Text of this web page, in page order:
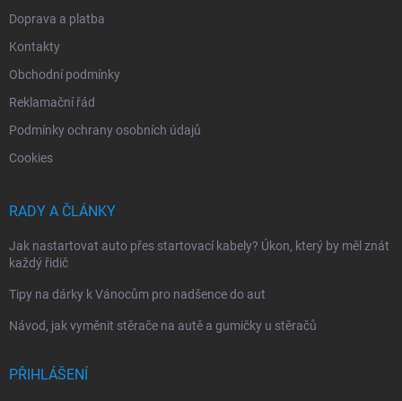
Doprava a platba
Kontakty
Obchodní podmínky
Reklamační řád
Podmínky ochrany osobních údajů
Cookies
RADY A ČLÁNKY
Jak nastartovat auto přes startovací kabely? Úkon, který by měl znát
každý řidič
Tipy na dárky k Vánocům pro nadšence do aut
Návod, jak vyměnit stěrače na autě a gumičky u stěračů
PŘIHLÁŠENÍ